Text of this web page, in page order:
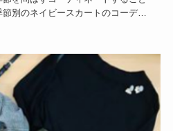
別のネイビースカートのコーデ